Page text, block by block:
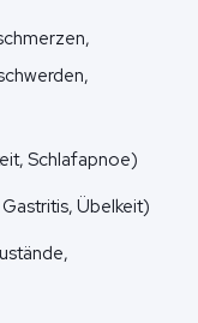
Schlafapnoe)
Übelkeit)